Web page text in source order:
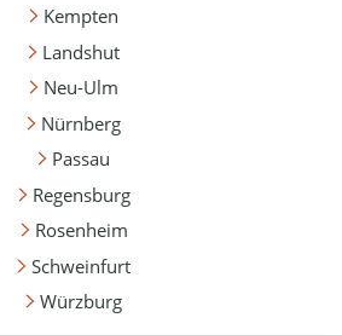
Kempten
Landshut
Neu-Ulm
Nürnberg
Passau
Regensburg
Rosenheim
Schweinfurt
Würzburg